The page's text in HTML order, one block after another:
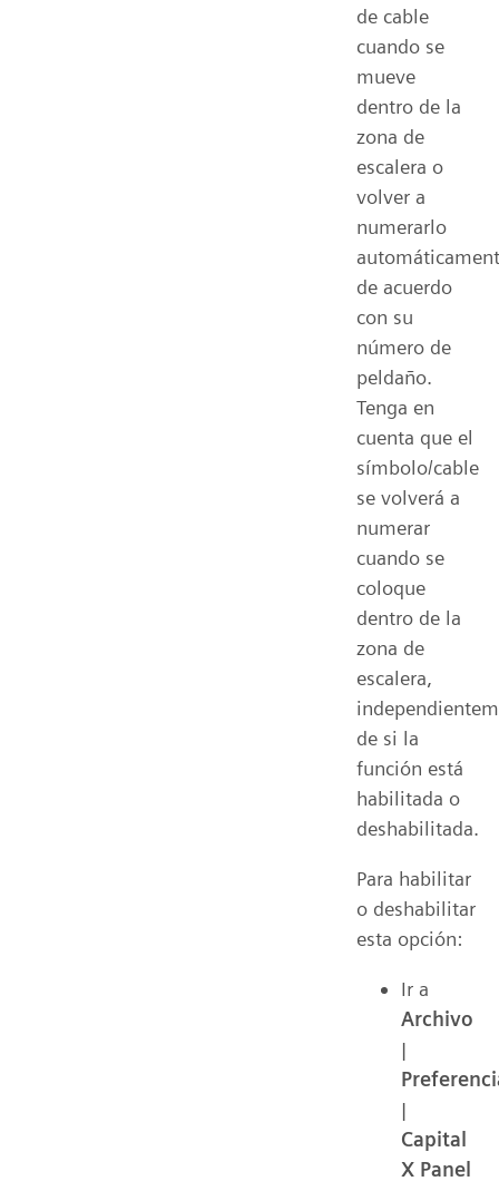
de cable
cuando se
mueve
dentro de la
zona de
escalera o
volver a
numerarlo
de acuerdo
con su
número de
peldaño.
Tenga en
cuenta que el
símbolo/cable
se volverá a
numerar
cuando se
coloque
dentro de la
zona de
escalera,
de si la
función está
habilitada o
deshabilitada.
Para habilitar
o deshabilitar
esta opción:
Ir a
Archivo
|
|
Capital
X Panel